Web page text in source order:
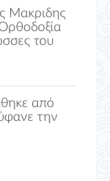
Μακριδης
του
από
την